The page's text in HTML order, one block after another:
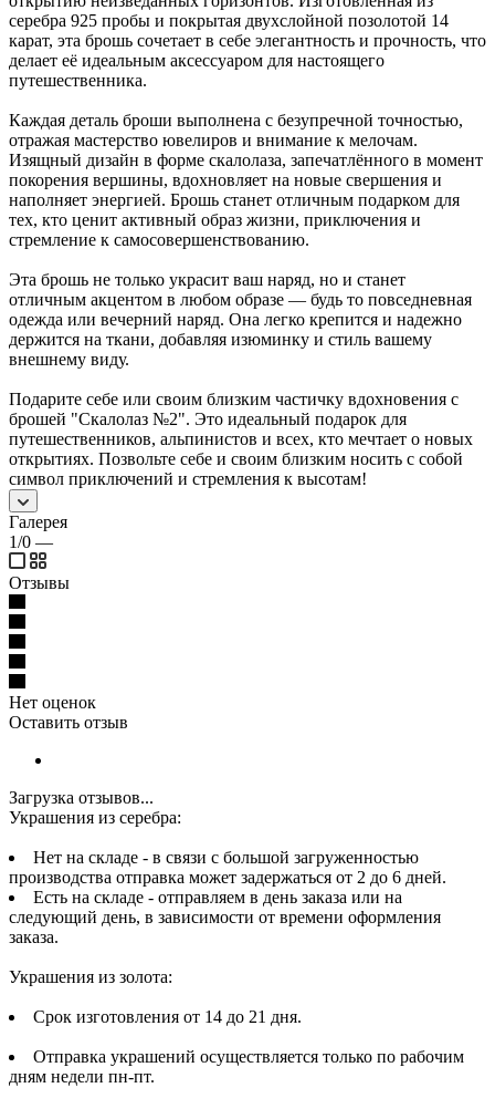
серебра 925 пробы и покрытая двухслойной позолотой 14
карат, эта брошь сочетает в себе элегантность и прочность, что
делает её идеальным аксессуаром для настоящего
путешественника.
Каждая деталь броши выполнена с безупречной точностью,
отражая мастерство ювелиров и внимание к мелочам.
Изящный дизайн в форме скалолаза, запечатлённого в момент
покорения вершины, вдохновляет на новые свершения и
наполняет энергией. Брошь станет отличным подарком для
тех, кто ценит активный образ жизни, приключения и
стремление к самосовершенствованию.
Эта брошь не только украсит ваш наряд, но и станет
отличным акцентом в любом образе — будь то повседневная
одежда или вечерний наряд. Она легко крепится и надежно
держится на ткани, добавляя изюминку и стиль вашему
внешнему виду.
Подарите себе или своим близким частичку вдохновения с
брошей "Скалолаз №2". Это идеальный подарок для
путешественников, альпинистов и всех, кто мечтает о новых
открытиях. Позвольте себе и своим близким носить с собой
символ приключений и стремления к высотам!
Галерея
1/0 —
Отзывы
Нет оценок
Оставить отзыв
Загрузка отзывов...
Украшения из серебра:
Нет на складе - в связи с большой загруженностью
производства отправка может задержаться от 2 до 6 дней.
Есть на складе - отправляем в день заказа или на
следующий день, в зависимости от времени оформления
заказа.
Украшения из золота:
Срок изготовления от 14 до 21 дня.
Отправка украшений осуществляется только по рабочим
дням недели пн-пт.